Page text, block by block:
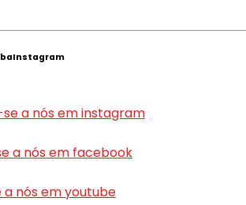
a nós em instagram
a nós em facebook
nós em youtube